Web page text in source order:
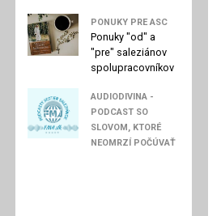
PONUKY PRE ASC
Ponuky "od" a
"pre" saleziánov
spolupracovníkov
AUDIODIVINA -
PODCAST SO
SLOVOM, KTORÉ
NEOMRZÍ POČÚVAŤ